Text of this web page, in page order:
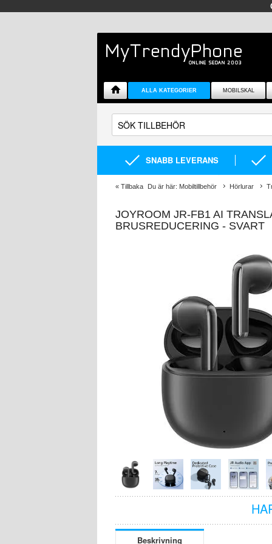
ALLA KATEGORIER MOBILSKAL
SNABB LEVERANS
« Tillbaka Du är här: Mobiltillbehör Hörlurar
JOYROOM JR-FB1 AI
BRUSREDUCERING - SVART
Beskrivning